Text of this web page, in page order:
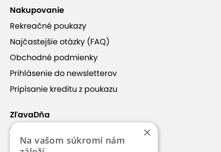
Nakupovanie
Rekreačné poukazy
Najčastejšie otázky (FAQ)
Obchodné podmienky
Prihlásenie do newsletterov
Pripísanie kreditu z poukazu
ZľavaDňa
Náš príbeh
Kontakt
×
Na vašom súkromí nám